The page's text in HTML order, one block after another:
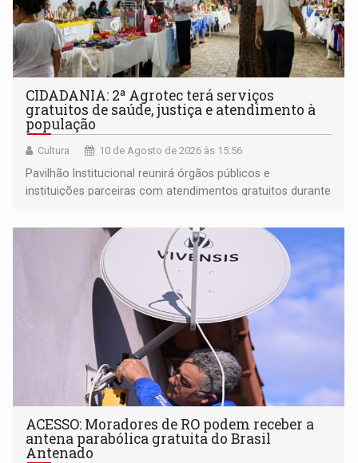
CIDADANIA: 2ª Agrotec terá serviços
gratuitos de saúde, justiça e atendimento à
população
Cultura 10 de Agosto de 2026 às 15:56
Pavilhão Institucional reunirá órgãos públicos e
instituições parceiras com atendimentos gratuitos durante
ACESSO: Moradores de RO podem receber a
antena parabólica gratuita do Brasil
Antenado